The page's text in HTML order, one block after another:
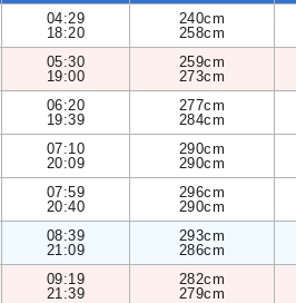
04:29
18:20
240cm
258cm
05:30
19:00
259cm
273cm
06:20
19:39
277cm
284cm
07:10
20:09
290cm
290cm
07:59
20:40
296cm
290cm
08:39
21:09
293cm
286cm
09:19
21:39
282cm
279cm